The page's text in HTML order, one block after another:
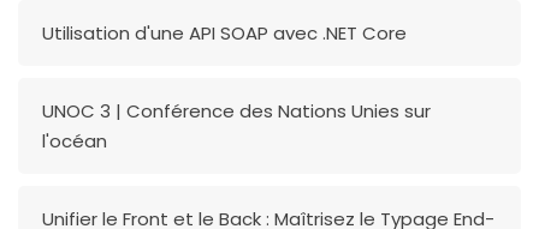
Utilisation d'une API SOAP avec .NET Core
UNOC 3 | Conférence des Nations Unies sur
l'océan
Unifier le Front et le Back : Maîtrisez le Typage End-